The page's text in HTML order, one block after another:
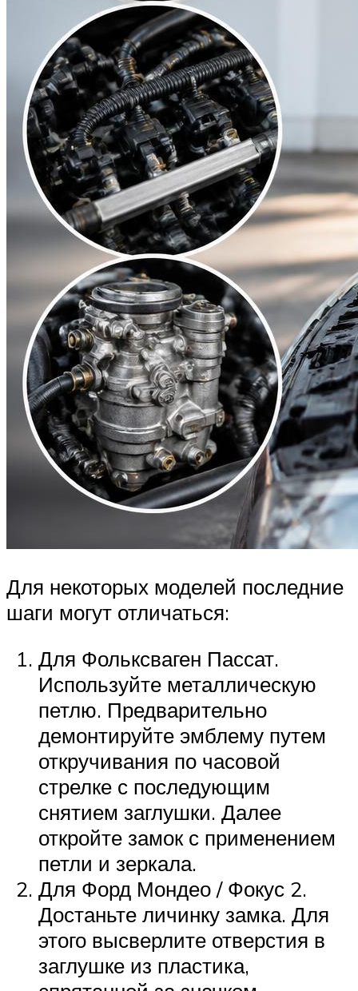
Для некоторых моделей последние
шаги могут отличаться:
Для Фольксваген Пассат.
Используйте металлическую
петлю. Предварительно
демонтируйте эмблему путем
откручивания по часовой
стрелке с последующим
снятием заглушки. Далее
откройте замок с применением
петли и зеркала.
Для Форд Мондео / Фокус 2.
Достаньте личинку замка. Для
этого высверлите отверстия в
заглушке из пластика,